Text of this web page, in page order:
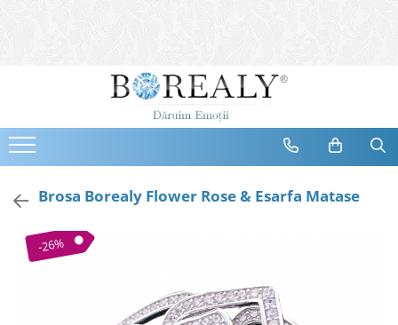
Bijuterii
Cercei
Bratari
Coliere
Brose
Tiare
Brosa Borealy Flower Rose & Esarfa Matase
-26%